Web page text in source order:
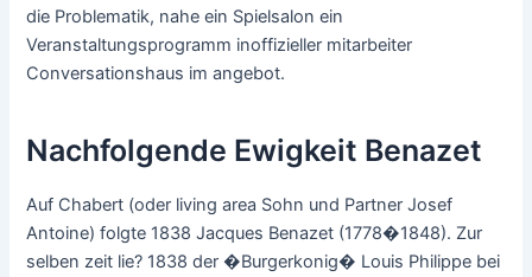
die Problematik, nahe ein Spielsalon ein
Veranstaltungsprogramm inoffizieller mitarbeiter
Conversationshaus im angebot.
Nachfolgende Ewigkeit Benazet
Auf Chabert (oder living area Sohn und Partner Josef
Antoine) folgte 1838 Jacques Benazet (1778�1848). Zur
selben zeit lie? 1838 der �Burgerkonig� Louis Philippe bei